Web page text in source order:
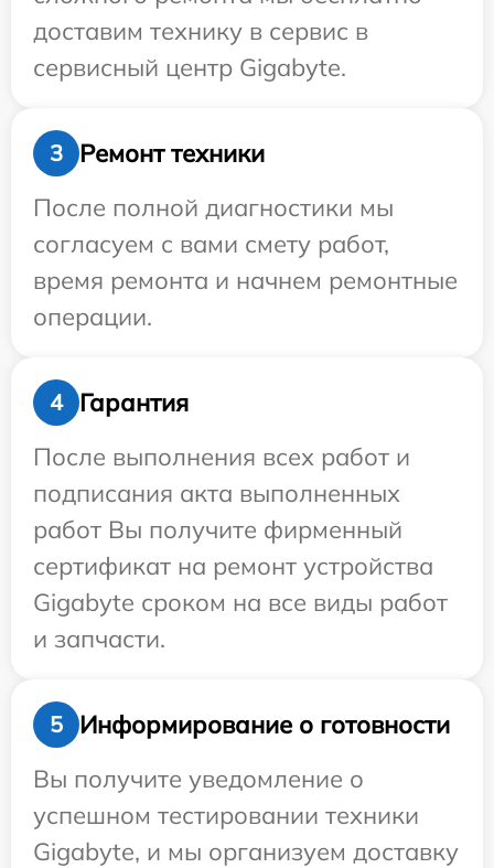
доставим технику в сервис в
сервисный центр Gigabyte.
3
Ремонт техники
После полной диагностики мы
согласуем с вами смету работ,
время ремонта и начнем ремонтные
операции.
4
Гарантия
После выполнения всех работ и
подписания акта выполненных
работ Вы получите фирменный
сертификат на ремонт устройства
Gigabyte сроком на все виды работ
и запчасти.
5
Информирование о готовности
Вы получите уведомление о
успешном тестировании техники
Gigabyte, и мы организуем доставку